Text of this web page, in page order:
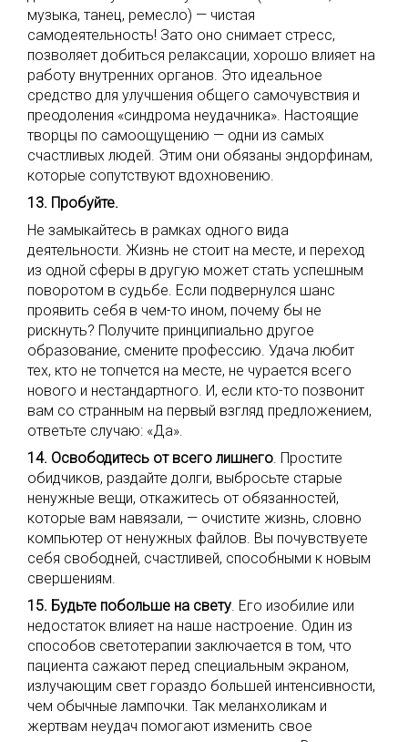
музыка, танец, ремесло) — чистая
самодеятельность! Зато оно снимает стресс,
позволяет добиться релаксации, хорошо влияет на
работу внутренних органов. Это идеальное
средство для улучшения общего самочувствия и
преодоления «синдрома неудачника». Настоящие
творцы по самоощущению — одни из самых
счастливых людей. Этим они обязаны эндорфинам,
которые сопутствуют вдохновению.
13. Пробуйте.
Не замыкайтесь в рамках одного вида
деятельности. Жизнь не стоит на месте, и переход
из одной сферы в другую может стать успешным
поворотом в судьбе. Если подвернулся шанс
проявить себя в чем-то ином, почему бы не
рискнуть? Получите принципиально другое
образование, смените профессию. Удача любит
тех, кто не топчется на месте, не чурается всего
нового и нестандартного. И, если кто-то позвонит
вам со странным на первый взгляд предложением,
ответьте случаю: «Да».
14. Освободитесь от всего лишнего. Простите
обидчиков, раздайте долги, выбросьте старые
ненужные вещи, откажитесь от обязанностей,
которые вам навязали, — очистите жизнь, словно
компьютер от ненужных файлов. Вы почувствуете
себя свободней, счастливей, способными к новым
свершениям.
15. Будьте побольше на свету. Его изобилие или
недостаток влияет на наше настроение. Один из
способов светотерапии заключается в том, что
пациента сажают перед специальным экраном,
излучающим свет гораздо большей интенсивности,
чем обычные лампочки. Так меланхоликам и
жертвам неудач помогают изменить свое